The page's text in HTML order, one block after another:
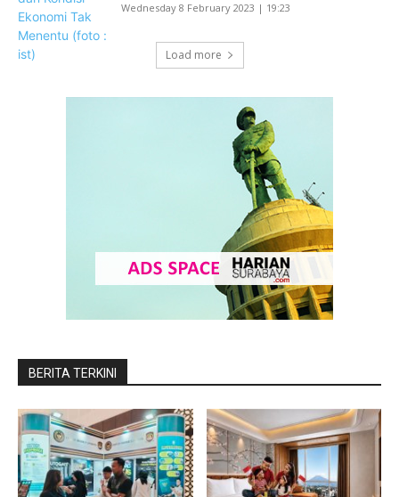
Wednesday 8 February 2023 | 19:23
Load more
BERITA TERKINI